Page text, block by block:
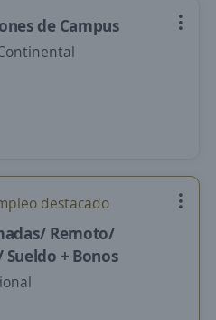
de Campus
destacado
Remoto/
+ Bonos